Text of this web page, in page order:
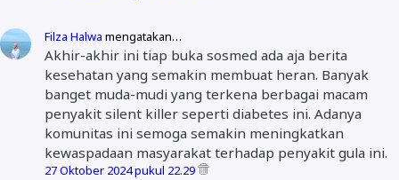
Filza Halwa mengatakan…
Akhir-akhir ini tiap buka sosmed ada aja berita
kesehatan yang semakin membuat heran. Banyak
banget muda-mudi yang terkena berbagai macam
penyakit silent killer seperti diabetes ini. Adanya
komunitas ini semoga semakin meningkatkan
kewaspadaan masyarakat terhadap penyakit gula ini.
27 Oktober 2024 pukul 22.29